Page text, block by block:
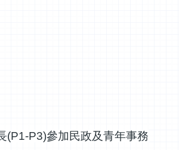
(P1-P3)參加民政及青年事務